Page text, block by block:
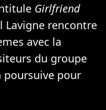
Girlfriend
Lavigne rencontre
avec la
du groupe
poursuive pour